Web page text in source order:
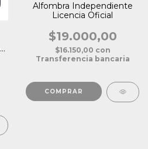
Alfombra Independiente
Licencia Oficial
$19.000,00
$16.150,00 con
Transferencia bancaria